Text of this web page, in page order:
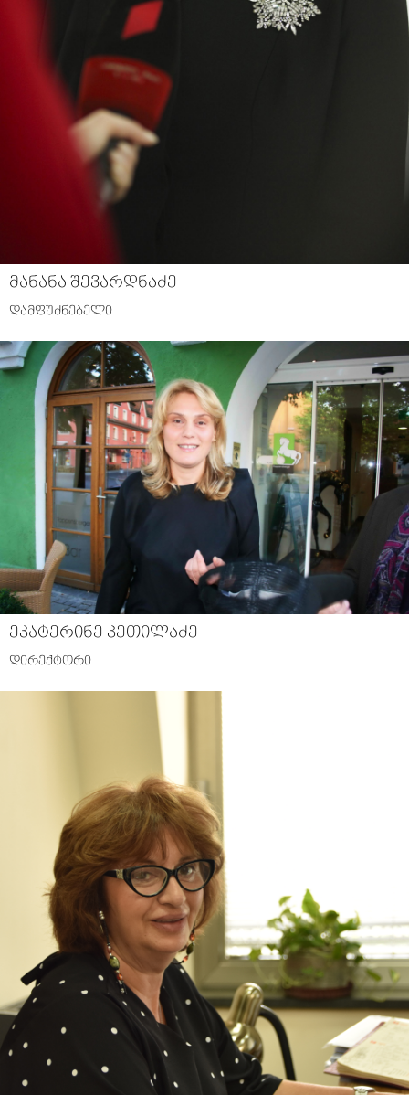
მანანა შევარდნაძე
დამფუძნებელი
ეკატერინე კეთილაძე
დირექტორი